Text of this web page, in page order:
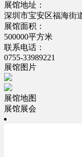
展馆地址：
深圳市宝安区福海街
展馆面积：
500000平方米
联系电话：
0755-33989221
展馆图片
展馆地图
展馆展会